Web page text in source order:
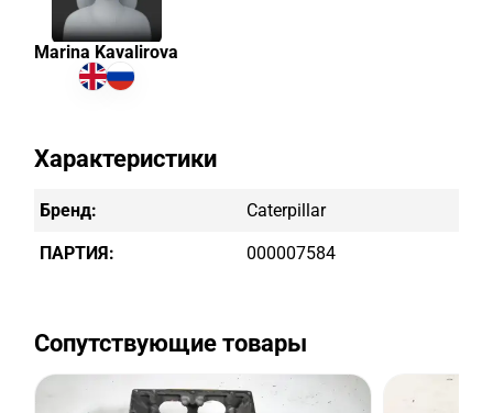
Marina Kavalirova
Характеристики
Бренд: Caterpillar
ПАРТИЯ: 000007584
Сопутствующие товары